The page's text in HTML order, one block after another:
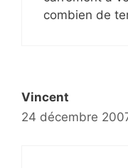
combien de
Vincent
24 décembre